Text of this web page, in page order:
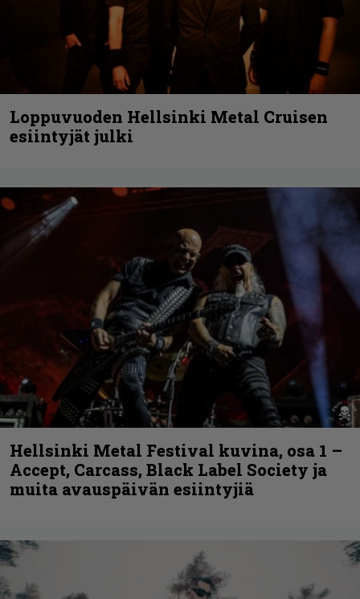
Loppuvuoden Hellsinki Metal Cruisen
esiintyjät julki
Hellsinki Metal Festival kuvina, osa 1 –
Accept, Carcass, Black Label Society ja
muita avauspäivän esiintyjiä